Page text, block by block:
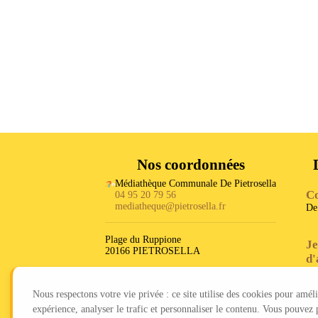
Nous respectons votre vie privée : ce site utilise des cookies pour
expérience, analyser le trafic et personnaliser le contenu. Vous pouvez
Nos coordonnées
Médiathèque Communale De Pietrosella
04 95 20 79 56
mediatheque@pietrosella.fr
Plage du Ruppione
20166 PIETROSELLA